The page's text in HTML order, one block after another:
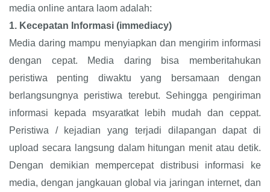
media online antara laom adalah:
1. Kecepatan Informasi (immediacy)
Media daring mampu menyiapkan dan mengirim informasi
dengan cepat. Media daring bisa memberitahukan
peristiwa penting diwaktu yang bersamaan dengan
berlangsungnya peristiwa terebut. Sehingga pengiriman
informasi kepada msyaratkat lebih mudah dan ceppat.
Peristiwa / kejadian yang terjadi dilapangan dapat di
upload secara langsung dalam hitungan menit atau detik.
Dengan demikian mempercepat distribusi informasi ke
media, dengan jangkauan global via jaringan internet, dan